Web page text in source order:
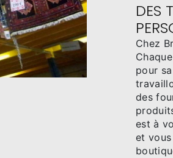
DES
Chez
pour
des
est à
et